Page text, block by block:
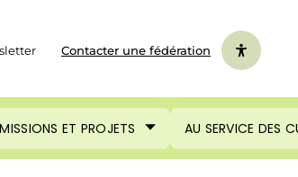
Contacter une fédération
ET PROJETS AU SERVICE DES